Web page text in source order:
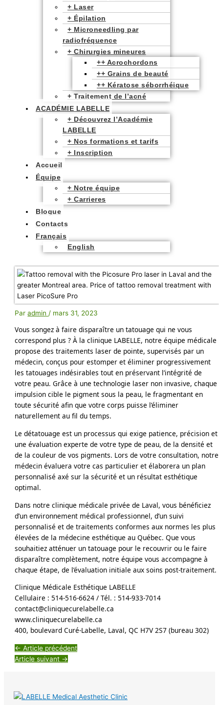
+ Laser​
+ Épilation
+ Microneedling par
radiofréquence
+ Chirurgies mineures
++ Acrochordons
++ Grains de beauté
++ Kératose séborrhéique
+ Traitement de l’acné
ACADÉMIE LABELLE
+ Découvrez l’Académie
LABELLE
+ Nos formations et tarifs
+ Inscription
Accueil
Équipe
+ Notre équipe
+ Carrieres
Blogue
Contacts
Français
English
Paradmin / mars 31, 2023
Vous songez à faire disparaître un tatouage qui ne vous
correspond plus ? À la clinique LABELLE, notre équipe médicale
propose des traitements laser de pointe, supervisés par un
médecin, conçus pour estomper et éliminer progressivement
les tatouages ​​indésirables tout en préservant l’intégrité de
votre peau. Grâce à une technologie laser non invasive, chaque
impulsion cible le pigment sous la peau, le fragmentant en
toute sécurité afin que votre corps puisse l’éliminer
naturellement au fil du temps.
Le détatouage est un processus qui exige patience, précision et
une évaluation experte de votre type de peau, de la densité et
de la couleur de vos pigments. Lors de votre consultation, notre
médecin évaluera votre cas particulier et élaborera un plan
personnalisé axé sur la sécurité et un résultat esthétique
optimal.
Dans notre clinique médicale privée de Laval, vous bénéficiez
d’un environnement médical professionnel, d’un suivi
personnalisé et de traitements conformes aux normes les plus
élevées de la médecine esthétique au Québec. Que vous
souhaitiez atténuer un tatouage pour le recouvrir ou le faire
disparaître complètement, notre équipe vous accompagne à
chaque étape, de l’évaluation initiale aux soins post-traitement.
Clinique Médicale Esthétique LABELLE
Cellulaire : 514-516-6624 / Tél. : 514-933-7014
contact@cliniquecurelabelle.ca
www.cliniquecurelabelle.ca
400, boulevard Curé-Labelle, Laval, QC H7V 2S7 (bureau 302)
← Article précédent
Article suivant →